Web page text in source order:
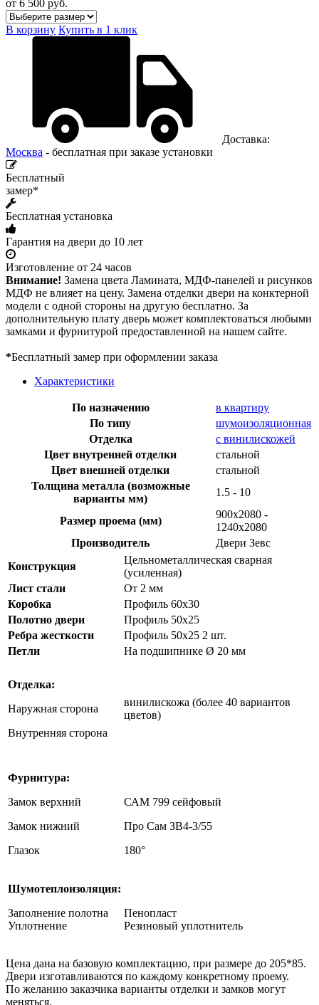
от 6 500 руб.
В корзину Купить в 1 клик
Доставка:
Москва - бесплатная при заказе установки
Бесплатный
замер*
Бесплатная установка
Гарантия на двери до 10 лет
Изготовление от 24 часов
Внимание! Замена цвета Ламината, МДФ-панелей и рисунков
МДФ не влияет на цену. Замена отделки двери на конктерной
модели с одной стороны на другую бесплатно. За
дополнительную плату дверь может комплектоваться любыми
замками и фурнитурой предоставленной на нашем сайте.
*Бесплатный замер при оформлении заказа
Характеристики
По назначению
в квартиру
По типу
шумоизоляционная
Отделка
с винилискожей
Цвет внутренней отделки
стальной
Цвет внешней отделки
стальной
Толщина металла (возможные
варианты мм)
1.5 - 10
Размер проема (мм)
900х2080 -
1240х2080
Производитель
Двери Зевс
Конструкция
Цельнометаллическая сварная
(усиленная)
Лист стали
От 2 мм
Коробка
Профиль 60х30
Полотно двери
Профиль 50х25
Ребра жесткости
Профиль 50х25 2 шт.
Петли
На подшипнике Ø 20 мм
Отделка:
Наружная сторона
Внутренняя сторона
винилискожа (более 40 вариантов
цветов)
Фурнитура:
Замок верхний
Замок нижний
Глазок
САМ 799 сейфовый
Про Сам ЗВ4-3/55
180°
Шумотеплоизоляция:
Заполнение полотна
Уплотнение
Пенопласт
Резиновый уплотнитель
Цена дана на базовую комплектацию, при размере до 205*85.
Двери изготавливаются по каждому конкретному проему.
По желанию заказчика варианты отделки и замков могут
меняться.